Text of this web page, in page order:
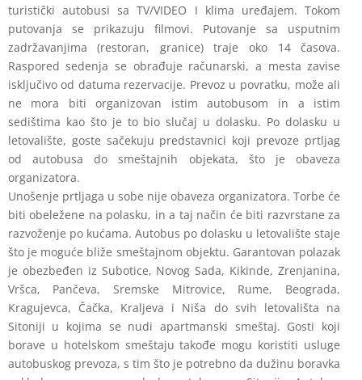
turistički autobusi saTV/VIDEO I klima uređajem. Tokom
putovanja se prikazuju filmovi. Putovanje sa usputnim
zadržavanjima (restoran, granice) traje oko 14 časova.
Raspored sedenja se obrađuje računarski, a mesta zavise
isključivo od datuma rezervacije. Prevoz u povratku, može ali
ne mora biti organizovan istim autobusom in a istim
sedištima kao što je to bio slučaj u dolasku. Po dolasku u
letovalište, goste sačekuju predstavnici koji prevoze prtljag
od autobusa do smeštajnih objekata, što je obaveza
organizatora.
Unošenje prtljaga u sobe nije obaveza organizatora. Torbe će
biti obeležene na polasku, in a taj način će biti razvrstane za
razvoženje po kućama. Autobus po dolasku u letovalište staje
što je moguće bliže smeštajnom objektu. Garantovan polazak
je obezbeđen iz Subotice, Novog Sada, Kikinde, Zrenjanina,
Vršca, Pančeva, Sremske Mitrovice, Rume, Beograda,
Kragujevca, Čačka, Kraljeva i Niša do svih letovališta na
Sitoniji u kojima se nudi apartmanski smeštaj. Gosti koji
borave u hotelskom smeštajutakođe mogu koristiti usluge
autobuskog prevoza, s tim što je potrebno da dužinu boravka